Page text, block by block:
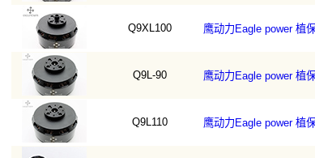
Q9XL100 鹰动力Eagle power 植
Q9L-90 鹰动力Eagle power 植
Q9L110 鹰动力Eagle power 植